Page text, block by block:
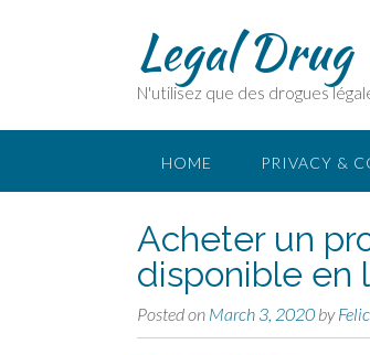
Legal Drug
N'utilisez que des drogues
HOME PRIVACY &
Acheter un
disponible en
Posted on March 3, 2020 by